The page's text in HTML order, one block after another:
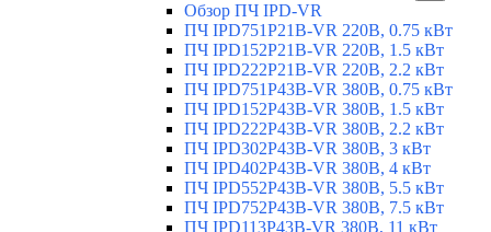
Обзор ПЧ IPD-VR
ПЧ IPD751P21B-VR 220В, 0.75 кВт
ПЧ IPD152P21B-VR 220В, 1.5 кВт
ПЧ IPD222P21B-VR 220В, 2.2 кВт
ПЧ IPD751P43B-VR 380В, 0.75 кВт
ПЧ IPD152P43B-VR 380В, 1.5 кВт
ПЧ IPD222P43B-VR 380В, 2.2 кВт
ПЧ IPD302P43B-VR 380В, 3 кВт
ПЧ IPD402P43B-VR 380В, 4 кВт
ПЧ IPD552P43B-VR 380В, 5.5 кВт
ПЧ IPD752P43B-VR 380В, 7.5 кВт
ПЧ IPD113P43B-VR 380В, 11 кВт